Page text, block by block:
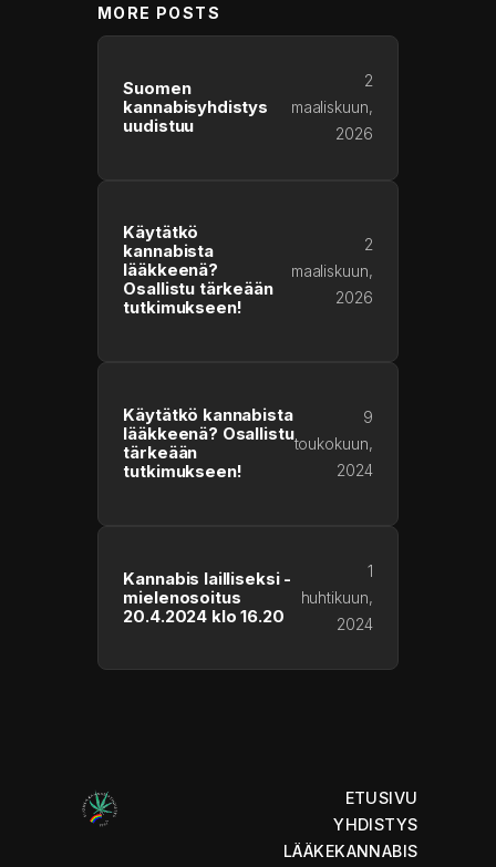
MORE POSTS
Suomen
kannabisyhdistys
uudistuu
2
maaliskuun,
2026
Käytätkö
kannabista
lääkkeenä?
Osallistu tärkeään
tutkimukseen!
2
maaliskuun,
2026
Käytätkö kannabista
lääkkeenä? Osallistu
tärkeään
tutkimukseen!
9
toukokuun,
2024
Kannabis lailliseksi -
mielenosoitus
20.4.2024 klo 16.20
1
huhtikuun,
2024
ETUSIVU
YHDISTYS
LÄÄKEKANNABIS